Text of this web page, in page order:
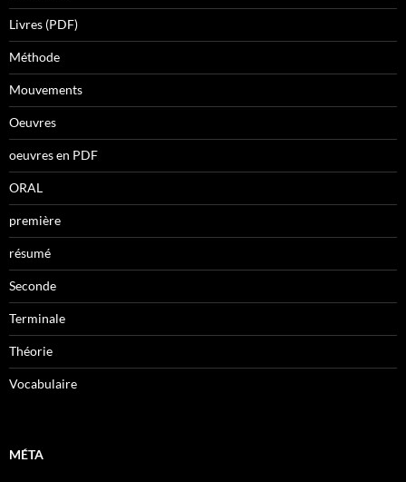
Livres (PDF)
Méthode
Mouvements
Oeuvres
oeuvres en PDF
ORAL
première
résumé
Seconde
Terminale
Théorie
Vocabulaire
MÉTA